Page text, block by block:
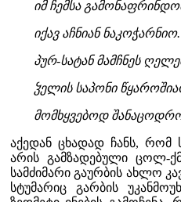
იმ ჩემსა
იქავ აჩნიან ნაკოჭარნიო.
პურ-სატან მამჩნეს
ჴელის საპონი
მომხყვებოდ
აქედან ცხადად ჩანს, რომ
არის გამზადებული ცოლ-
სამძიმარი გაურბის ახლო
სტუმარიც გარბის